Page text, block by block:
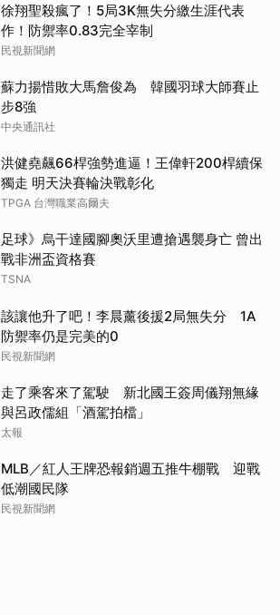
徐翔聖殺瘋了！5局3K無失分繳生涯代表
作！防禦率0.83完全宰制
民視新聞網
蘇力揚惜敗大馬詹俊為 韓國羽球大師賽止
步8強
中央通訊社
洪健堯飆66桿強勢進逼！王偉軒200桿續保
獨走 明天決賽輪決戰彰化
TPGA 台灣職業高爾夫
足球》烏干達國腳奧沃里遭搶遇襲身亡 曾出
戰非洲盃資格賽
TSNA
該讓他升了吧！李晨薰後援2局無失分 1A
防禦率仍是完美的0
民視新聞網
走了乘客來了駕駛 新北國王簽周儀翔無緣
與呂政儒組「酒駕拍檔」
太報
MLB／紅人王牌恐報銷週五推牛棚戰 迎戰
低潮國民隊
民視新聞網